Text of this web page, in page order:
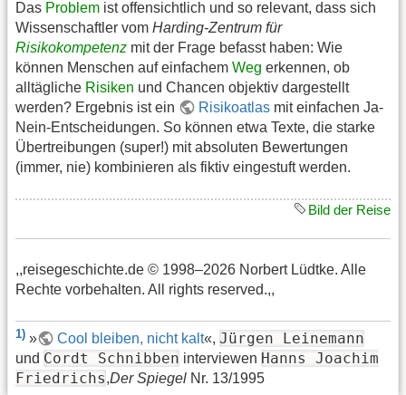
Das Problem ist offensichtlich und so relevant, dass sich
Wissenschaftler vom Harding-Zentrum für
Risikokompetenz mit der Frage befasst haben: Wie
können Menschen auf einfachem Weg erkennen, ob
alltägliche Risiken und Chancen objektiv dargestellt
werden? Ergebnis ist ein
Risikoatlas mit einfachen Ja-
Nein-Entscheidungen. So können etwa Texte, die starke
Übertreibungen (super!) mit absoluten Bewertungen
(immer, nie) kombinieren als fiktiv eingestuft werden.
Bild der Reise
,,reisegeschichte.de © 1998–2026 Norbert Lüdtke. Alle
Rechte vorbehalten. All rights reserved.,,
1) » Cool bleiben, nicht kalt«,Jürgen Leinemann
und Cordt Schnibben interviewen Hanns Joachim
Friedrichs,Der Spiegel Nr. 13/1995